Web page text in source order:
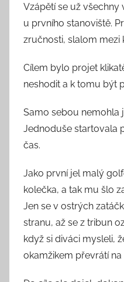
Vzápětí se už
u prvního stanoviště.
zručnosti, slalom mezi
Cílem bylo projet
neshodit a k tomu být
Samo sebou nemohla
Jednoduše startovala
čas.
Jako první jel malý
kolečka, a tak mu šlo
Jen se v ostrých
stranu, až se z tribun
když si diváci mysleli,
okamžikem převrátí na